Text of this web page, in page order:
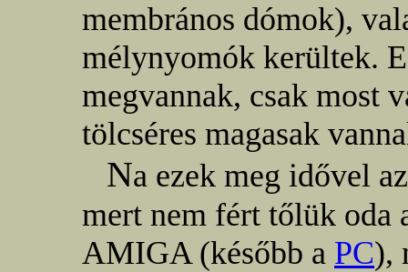
membrános dómok),
mélynyomók kerültek.
megvannak, csak most
tölcséres magasak
Na ezek meg idővel
mert nem fért tőlük oda
AMIGA (később a PC),